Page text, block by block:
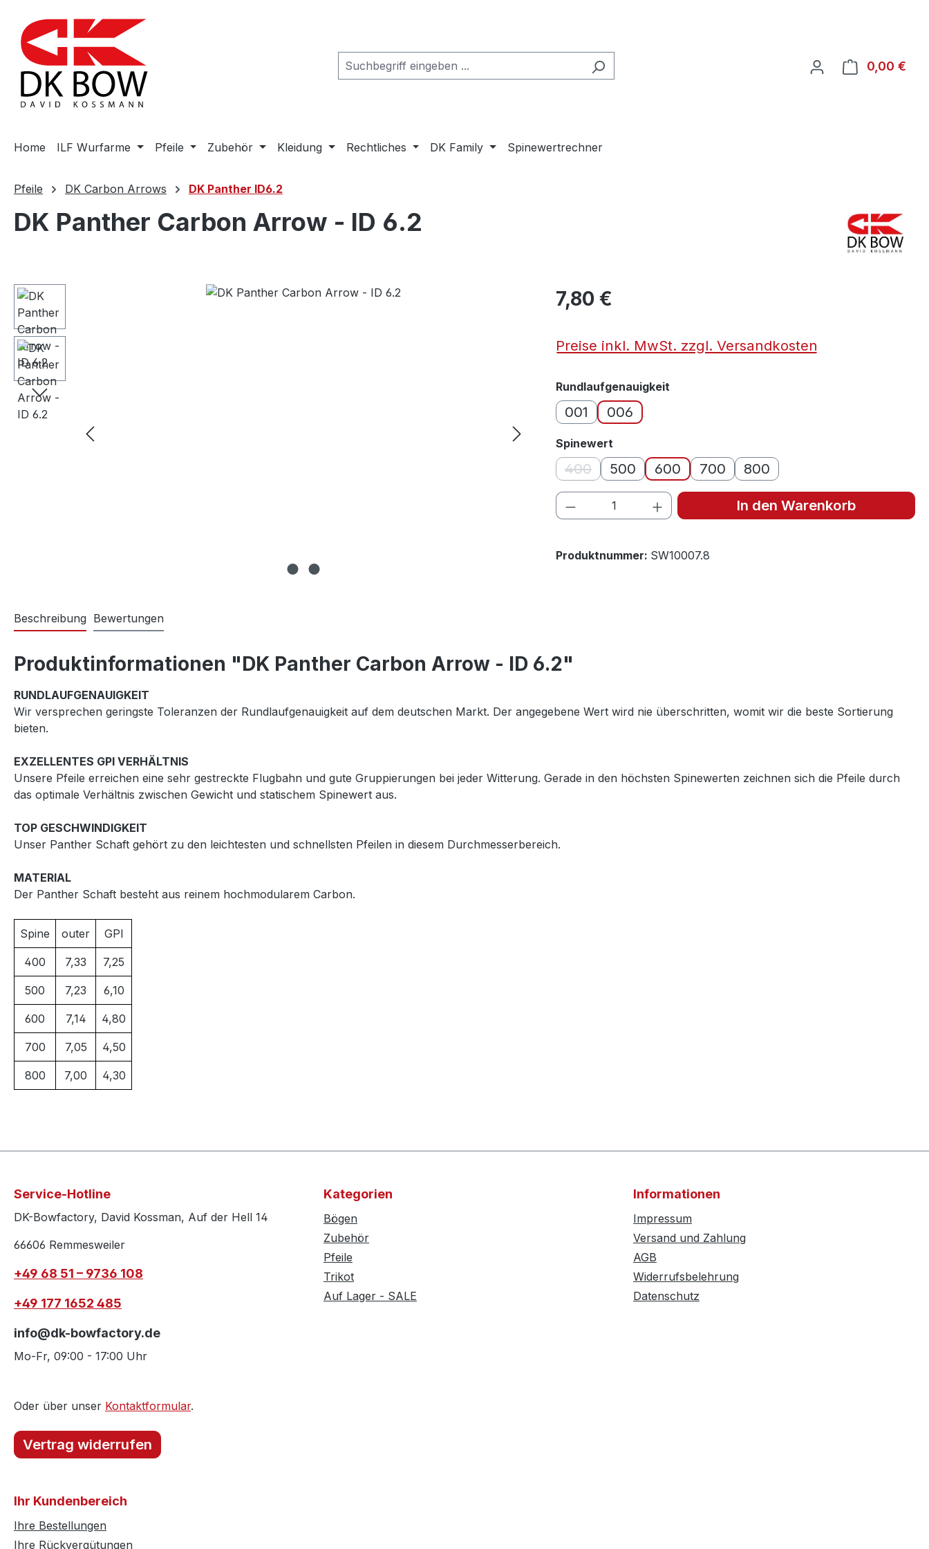
Hauptinhalt springen
Zur Suche springen
Zur Hauptnavigation springen
0,00 €
Home ILF Wurfarme Pfeile Zubehör Kleidung Rechtliches DK Family Spinewertrechner
Pfeile DK Carbon Arrows DK Panther ID6.2
DK Panther Carbon Arrow - ID 6.2
Bildergalerie überspringen 7,80 €
Preise inkl. MwSt. zzgl. Versandkosten
Rundlaufgenauigkeit
001 006
Spinewert
400(Diese Option ist zurzeit nicht verfügbar.)
500 600 700 800
Produkt Anzahl: Gib den gewünschten Wert
In den Warenkorb
Produktnummer: SW10007.8
Beschreibung Bewertungen
Produktinformationen "DK Panther Carbon Arrow - ID 6.2"
RUNDLAUFGENAUIGKEIT
Wir versprechen geringste Toleranzen der Rundlaufgenauigkeit auf dem deutschen Markt. Der angegebene Wert wird nie überschritten, womit wir die beste Sortierung
bieten.
EXZELLENTES GPI VERHÄLTNIS
Unsere Pfeile erreichen eine sehr gestreckte Flugbahn und gute Gruppierungen bei jeder Witterung. Gerade in den höchsten Spinewerten zeichnen sich die Pfeile durch
das optimale Verhältnis zwischen Gewicht und statischem Spinewert aus.
TOP GESCHWINDIGKEIT
Unser Panther Schaft gehört zu den leichtesten und schnellsten Pfeilen in diesem Durchmesserbereich.
MATERIAL
Der Panther Schaft besteht aus reinem hochmodularem Carbon.
Spine outer GPI
400 7,33 7,25
500 7,23 6,10
600 7,14 4,80
700 7,05 4,50
800 7,00 4,30
Service-Hotline
DK-Bowfactory, David Kossman, Auf der Hell 14
66606 Remmesweiler
+49 68 51 – 9736 108
+49 177 1652 485
info@dk-bowfactory.de
Mo-Fr, 09:00 - 17:00 Uhr
Oder über unser Kontaktformular.
Vertrag widerrufen
Kategorien
Bögen
Zubehör
Pfeile
Trikot
Auf Lager - SALE
Informationen
Impressum
Versand und Zahlung
AGB
Widerrufsbelehrung
Datenschutz
Ihr Kundenbereich
Ihre Bestellungen
Ihre Rückvergütungen